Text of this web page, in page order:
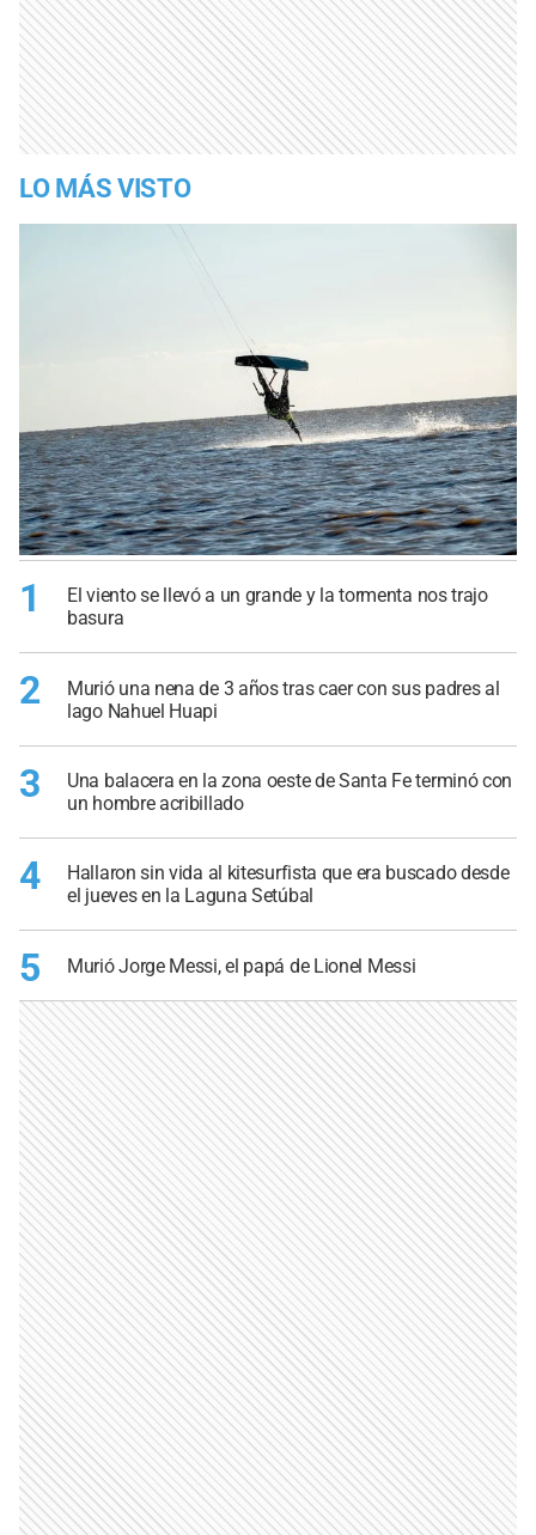
LO MÁS VISTO
1
El viento se llevó a un grande y la tormenta nos trajo
basura
2
Murió una nena de 3 años tras caer con sus padres al
lago Nahuel Huapi
3
Una balacera en la zona oeste de Santa Fe terminó con
un hombre acribillado
4
Hallaron sin vida al kitesurfista que era buscado desde
el jueves en la Laguna Setúbal
5 Murió Jorge Messi, el papá de Lionel Messi